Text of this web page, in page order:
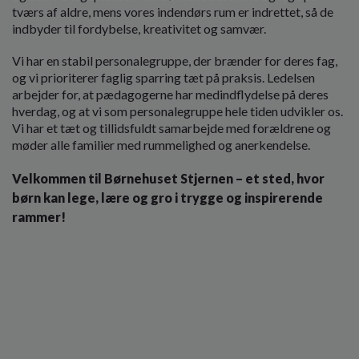
tværs af aldre, mens vores indendørs rum er indrettet, så de
indbyder til fordybelse, kreativitet og samvær.
Vi har en stabil personalegruppe, der brænder for deres fag,
og vi prioriterer faglig sparring tæt på praksis. Ledelsen
arbejder for, at pædagogerne har medindflydelse på deres
hverdag, og at vi som personalegruppe hele tiden udvikler os.
Vi har et tæt og tillidsfuldt samarbejde med forældrene og
møder alle familier med rummelighed og anerkendelse.
Velkommen til Børnehuset Stjernen – et sted, hvor
børn kan lege, lære og gro i trygge og inspirerende
rammer!